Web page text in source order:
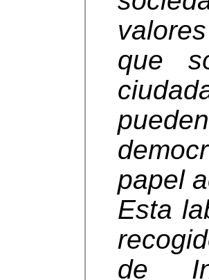
que
papel
Esta
de